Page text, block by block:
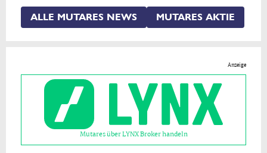
ALLE MUTARES NEWS MUTARES AKTIE
Anzeige
Mutares über LYNX Broker handeln